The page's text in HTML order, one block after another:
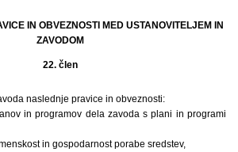
IN OBVEZNOSTI MED USTANOVITELJEM IN
ZAVODOM
22. člen
naslednje pravice in obveznosti:
in programov dela zavoda s plani in programi
in gospodarnost porabe sredstev,